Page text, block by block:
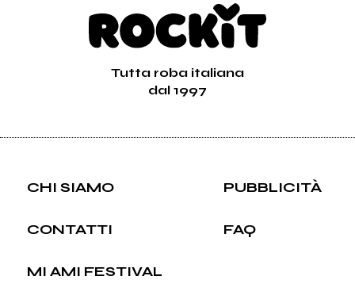
Tutta roba italiana
dal 1997
CHI SIAMO PUBBLICITÀ
CONTATTI FAQ
MI AMI FESTIVAL